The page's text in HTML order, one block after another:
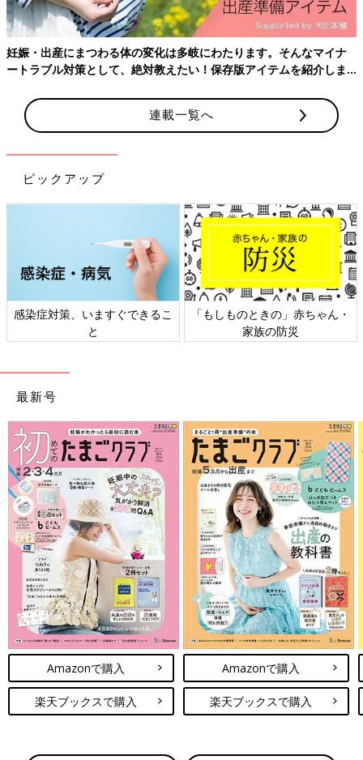
「FPオフィス will」を設立し、14年株式会社Cras代表取締役に。
子育て家庭の個人相談を中心に活動し、近著は『教育費＆子育て
費 賢い家族のお金の新ルール』（日経BP社）、ほか多数。
妊娠・出産にまつわる体の変化は多岐にわたります。そんなマイナ
ートラブル対策として、絶対教えたい！保存版アイテムを紹介しま
連載一覧へ
ピックアップ
感染症対策、いますぐできるこ
と
「もしものときの」赤ちゃん・
家族の防災
最新号
Amazonで購入
楽天ブックスで購入
Amazonで購入
楽天ブックスで購入